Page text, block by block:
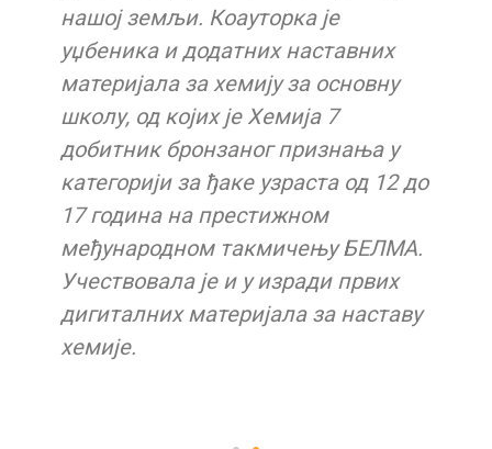
нашој земљи. Коауторка је
уџбеника и додатних наставних
материјала за хемију за основну
школу, од којих је Хемија 7
добитник бронзаног признања у
категорији за ђаке узраста од 12 до
17 година на престижном
међународном такмичењу БЕЛМА.
Учествовала је и у изради првих
дигиталних материјала за наставу
хемије.